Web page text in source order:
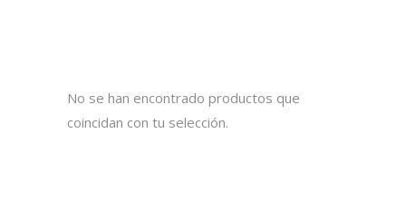
No se han encontrado productos que
coincidan con tu selección.